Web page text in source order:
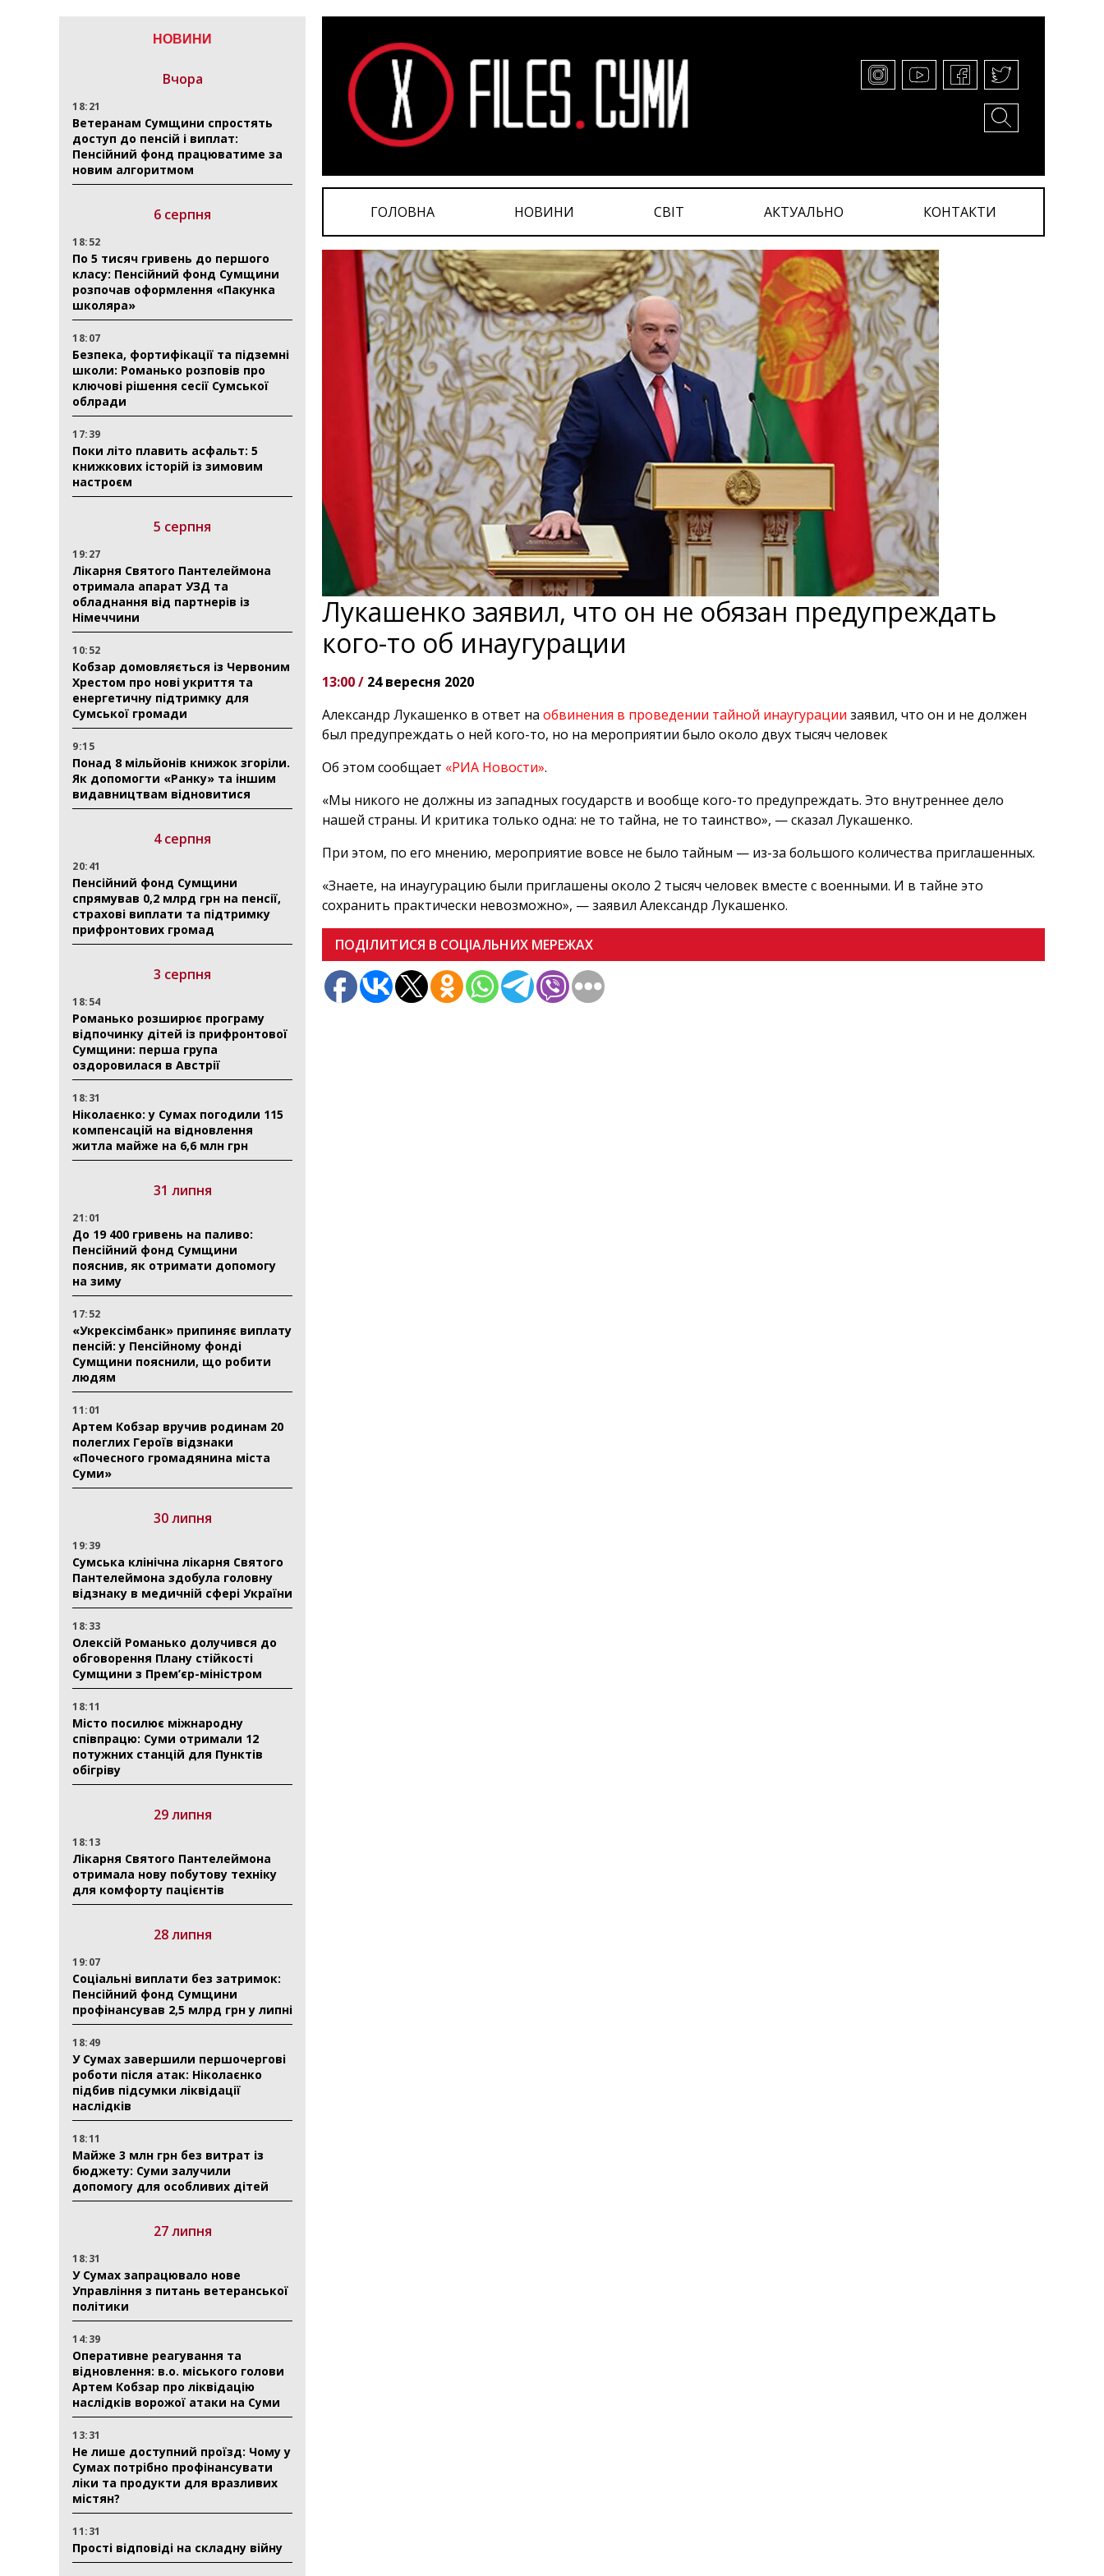
ГОЛОВНА НОВИНИ СВІТ АКТУАЛЬНО КОНТАКТИ
НОВИНИ
Вчора
18:21
Ветеранам Сумщини спростять
доступ до пенсій і виплат:
Пенсійний фонд працюватиме за
новим алгоритмом
6 серпня
18:52
По 5 тисяч гривень до першого
класу: Пенсійний фонд Сумщини
розпочав оформлення «Пакунка
школяра»
18:07
Безпека, фортифікації та підземні
школи: Романько розповів про
ключові рішення сесії Сумської
облради
17:39
Поки літо плавить асфальт: 5
книжкових історій із зимовим
настроєм
5 серпня
19:27
Лікарня Святого Пантелеймона
отримала апарат УЗД та
обладнання від партнерів із
Німеччини
10:52
Кобзар домовляється із Червоним
Хрестом про нові укриття та
енергетичну підтримку для
Сумської громади
9:15
Понад 8 мільйонів книжок згоріли.
Як допомогти «Ранку» та іншим
видавництвам відновитися
4 серпня
20:41
Пенсійний фонд Сумщини
спрямував 0,2 млрд грн на пенсії,
страхові виплати та підтримку
прифронтових громад
3 серпня
18:54
Романько розширює програму
відпочинку дітей із прифронтової
Сумщини: перша група
оздоровилася в Австрії
18:31
Ніколаєнко: у Сумах погодили 115
компенсацій на відновлення
житла майже на 6,6 млн грн
31 липня
21:01
До 19 400 гривень на паливо:
Пенсійний фонд Сумщини
пояснив, як отримати допомогу
на зиму
17:52
«Укрексімбанк» припиняє виплату
пенсій: у Пенсійному фонді
Сумщини пояснили, що робити
людям
11:01
Артем Кобзар вручив родинам 20
полеглих Героїв відзнаки
«Почесного громадянина міста
Суми»
30 липня
19:39
Сумська клінічна лікарня Святого
Пантелеймона здобула головну
відзнаку в медичній сфері України
18:33
Олексій Романько долучився до
обговорення Плану стійкості
Сумщини з Прем’єр-міністром
18:11
Місто посилює міжнародну
співпрацю: Суми отримали 12
потужних станцій для Пунктів
обігріву
29 липня
18:13
Лікарня Святого Пантелеймона
отримала нову побутову техніку
для комфорту пацієнтів
28 липня
19:07
Соціальні виплати без затримок:
Пенсійний фонд Сумщини
профінансував 2,5 млрд грн у липні
18:49
У Сумах завершили першочергові
роботи після атак: Ніколаєнко
підбив підсумки ліквідації
наслідків
18:11
Майже 3 млн грн без витрат із
бюджету: Суми залучили
допомогу для особливих дітей
27 липня
18:31
У Сумах запрацювало нове
Управління з питань ветеранської
політики
14:39
Оперативне реагування та
відновлення: в.о. міського голови
Артем Кобзар про ліквідацію
наслідків ворожої атаки на Суми
13:31
Не лише доступний проїзд: Чому у
Сумах потрібно профінансувати
ліки та продукти для вразливих
містян?
11:31
Прості відповіді на складну війну
Лукашенко заявил, что он не обязан предупреждать
кого-то об инаугурации
13:00 / 24 вересня 2020
Александр Лукашенко в ответ наобвинения в проведении тайной инаугурации заявил, что он и не должен
был предупреждать о ней кого-то, но на мероприятии было около двух тысяч человек
Об этом сообщает «РИА Новости».
«Мы никого не должны из западных государств и вообще кого-то предупреждать. Это внутреннее дело
нашей страны. И критика только одна: не то тайна, не то таинство», — сказал Лукашенко.
При этом, по его мнению, мероприятие вовсе не было тайным — из-за большого количества приглашенных.
«Знаете, на инаугурацию были приглашены около 2 тысяч человек вместе с военными. И в тайне это
сохранить практически невозможно», — заявил Александр Лукашенко.
ПОДІЛИТИСЯ В СОЦІАЛЬНИХ МЕРЕЖАХ